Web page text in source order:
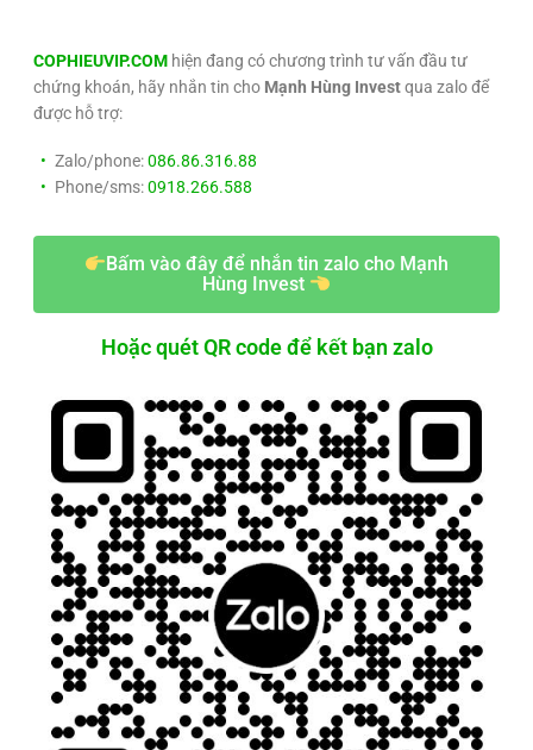
COPHIEUVIP.COM hiện đang có chương trình tư vấn đầu tư
chứng khoán, hãy nhắn tin cho Mạnh Hùng Investqua zalo để
được hỗ trợ:
Zalo/phone:086.86.316.88
Phone/sms:0918.266.588
Bấm vào đây để nhắn tin zalo cho Mạnh
Hùng Invest
Hoặc quét QR code để kết bạn zalo